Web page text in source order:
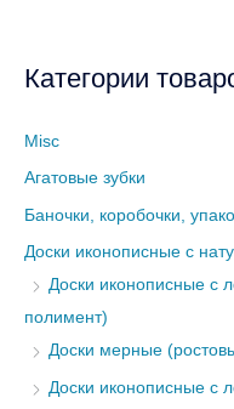
Категории
Misc
Агатовые зубки
Баночки, коробочки,
Доски иконописные с
Доски иконописные с
полимент)
Доски мерные
Доски иконописные с